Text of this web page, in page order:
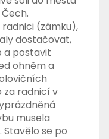
radnici (zámku),
dostačovat,
a postavit
ohněm a
za radnicí v
musela
se po